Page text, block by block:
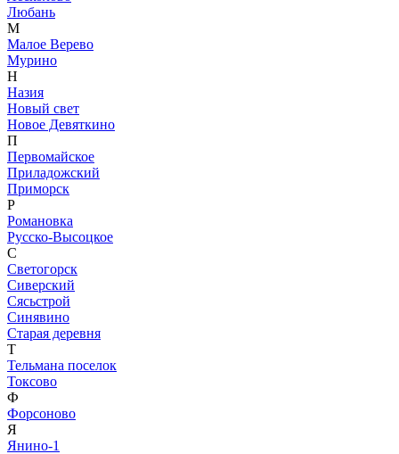
Любань
М
Малое Верево
Мурино
Н
Назия
Новый свет
Новое Девяткино
П
Первомайское
Приладожский
Приморск
Р
Романовка
Русско-Высоцкое
С
Светогорск
Сиверский
Сясьстрой
Синявино
Старая деревня
Т
Тельмана поселок
Токсово
Ф
Форсоново
Я
Янино-1